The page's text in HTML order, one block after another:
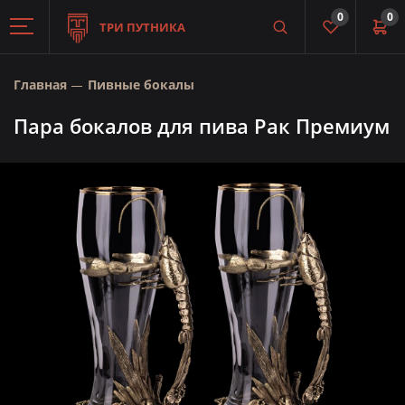
ТРИ ПУТНИКА
0
0
Главная Пивные бокалы
Пара бокалов для пива Рак Премиум